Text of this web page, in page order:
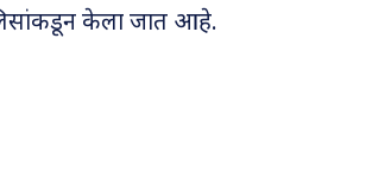
केला जात आहे.